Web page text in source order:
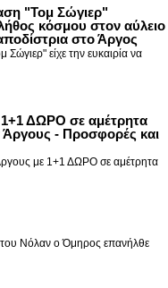
"Τομ Σώγιερ"
κόσμου στον αύλειο
στο Άργος
είχε την ευκαιρία να
1+1 ΔΩΡΟ σε αμέτρητα
Άργους - Προσφορές και
με 1+1 ΔΩΡΟ σε αμέτρητα
του Νόλαν ο Όμηρος επανήλθε